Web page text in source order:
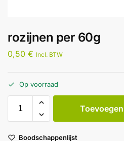
rozijnen per 60g
0,50 € Incl. BTW
Op voorraad
Boodschappenlijst